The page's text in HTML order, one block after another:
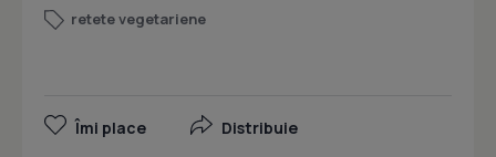
retete vegetariene
Îmi place Distribuie